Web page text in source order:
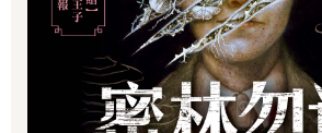
定，多半是木棒，也有用塑膠管或烤肉串叉
小金背著手，一邊走一邊觀察並排的人偶
「這是什麼咒法？」
「有各種說法，像是這一帶的民間信仰，
邪教儀式的遺跡，也有人說是住在附近的